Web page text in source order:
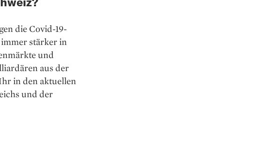
die Covid-19-
stärker in
und
aus der
in den aktuellen
und der